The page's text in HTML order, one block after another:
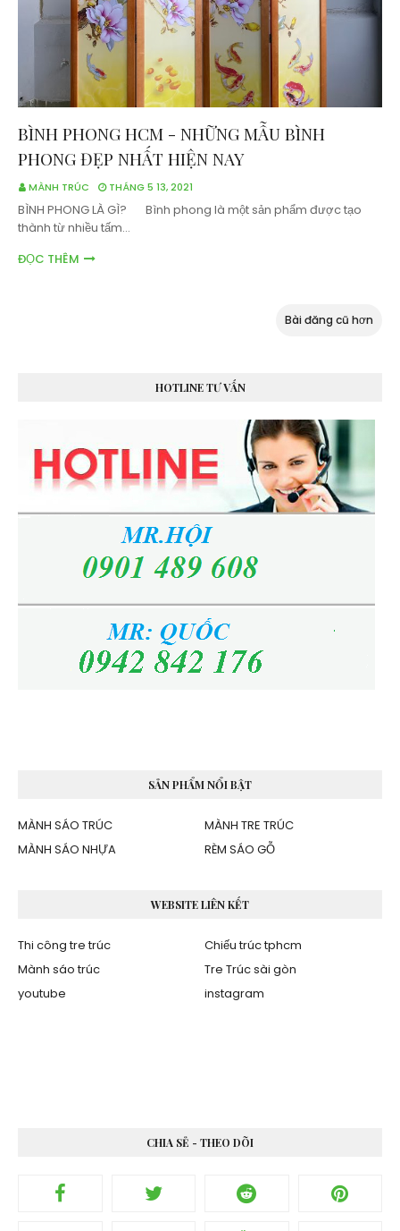
BÌNH PHONG HCM - NHỮNG MẪU BÌNH
PHONG ĐẸP NHẤT HIỆN NAY
MÀNH TRÚC THÁNG 5 13, 2021
BÌNH PHONG LÀ GÌ? Bình phong là một sản phẩm được tạo
thành từ nhiều tấm…
ĐỌC THÊM
Bài đăng cũ hơn
HOTLINE TƯ VẤN
SẢN PHẨM NỔI BẬT
MÀNH SÁO TRÚC
MÀNH TRE TRÚC
MÀNH SÁO NHỰA
RÈM SÁO GỖ
WEBSITE LIÊN KẾT
Thi công tre trúc
Chiếu trúc tphcm
Mành sáo trúc
Tre Trúc sài gòn
youtube
instagram
CHIA SẺ - THEO DÕI